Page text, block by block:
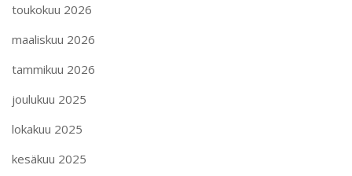
toukokuu 2026
maaliskuu 2026
tammikuu 2026
joulukuu 2025
lokakuu 2025
kesäkuu 2025